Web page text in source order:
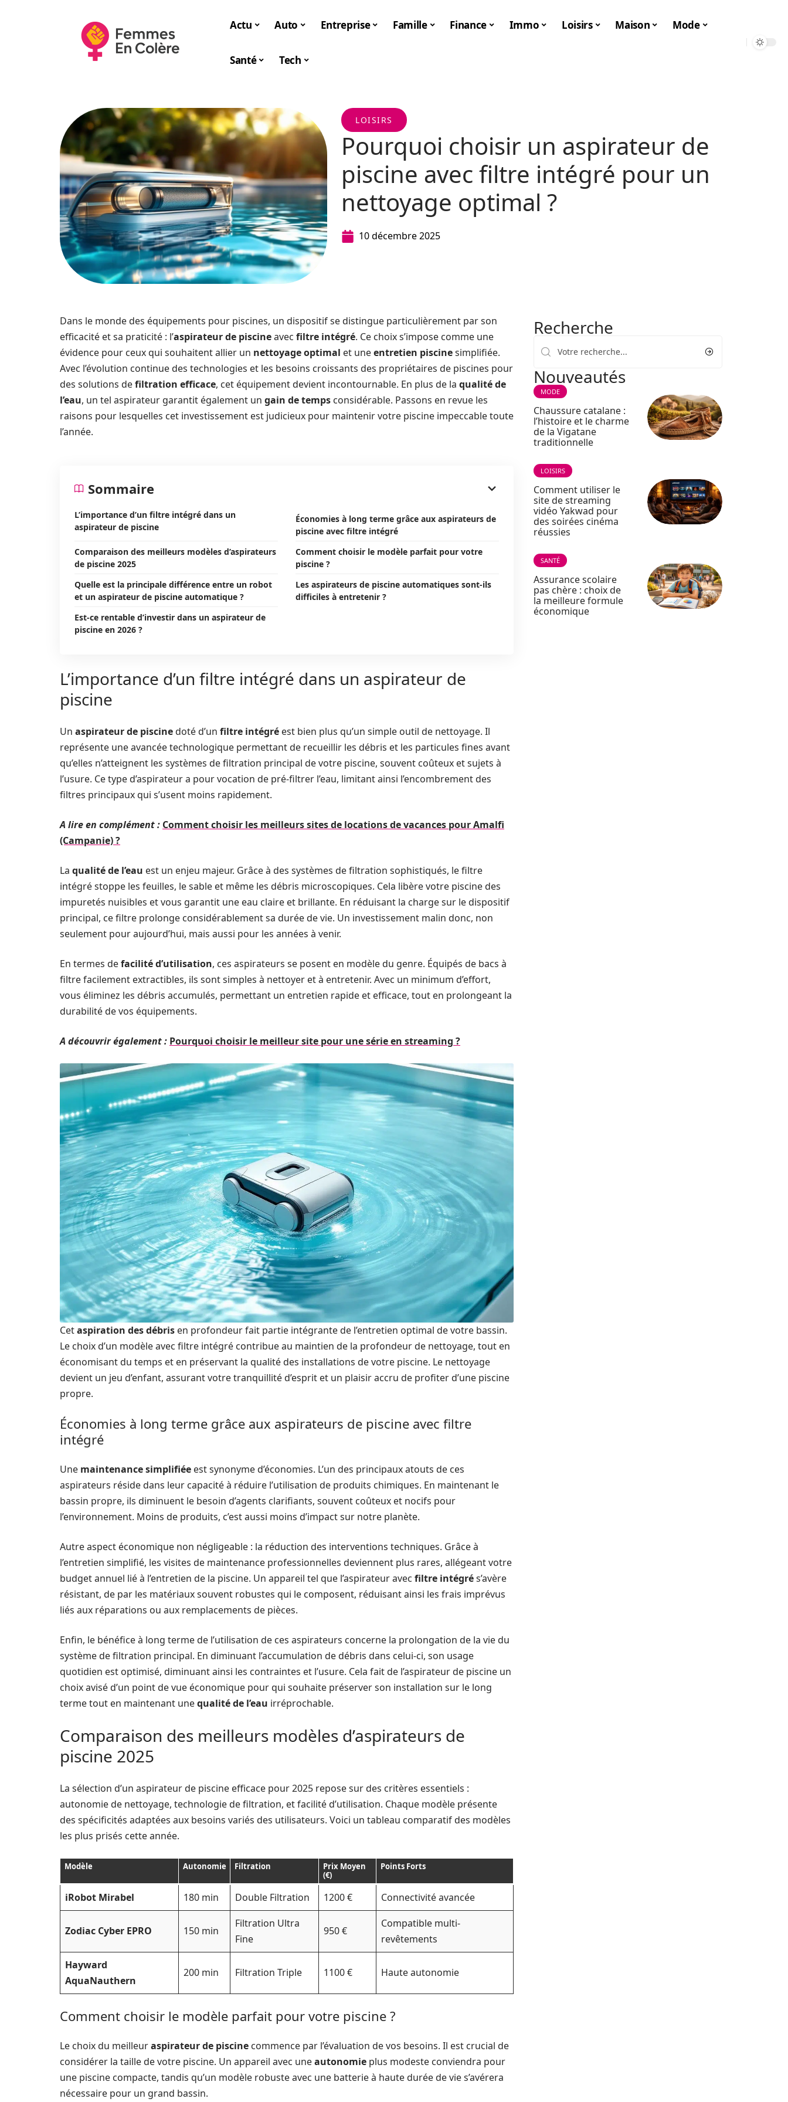
Actu Auto Entreprise Famille Finance Immo Loisirs Maison Mode
Santé Tech
LOISIRS
Pourquoi choisir un aspirateur de
piscine avec filtre intégré pour un
nettoyage optimal ?
10 décembre 2025
Dans le monde des équipements pour piscines, un dispositif se distingue particulièrement par son
efficacité et sa praticité : l’aspirateur de piscineavec filtre intégré. Ce choix s’impose comme une
évidence pour ceux qui souhaitent allier un nettoyage optimal et uneentretien piscinesimplifiée.
Avec l’évolution continue des technologies et les besoins croissants des propriétaires de piscines pour
des solutions defiltration efficace, cet équipement devient incontournable. En plus de la qualité de
l’eau, un tel aspirateur garantit également un gain de temps considérable. Passons en revue les
raisons pour lesquelles cet investissement est judicieux pour maintenir votre piscine impeccable toute
l’année.
Sommaire
L’importance d’un filtre intégré dans un
aspirateur de piscine
Économies à long terme grâce aux aspirateurs de
piscine avec filtre intégré
Comparaison des meilleurs modèles d’aspirateurs
de piscine 2025
Comment choisir le modèle parfait pour votre
piscine ?
Quelle est la principale différence entre un robot
et un aspirateur de piscine automatique ?
Les aspirateurs de piscine automatiques sont-ils
difficiles à entretenir ?
Est-ce rentable d’investir dans un aspirateur de
piscine en 2026 ?
L’importance d’un filtre intégré dans un aspirateur de
piscine
Un aspirateur de piscinedoté d’un filtre intégré est bien plus qu’un simple outil de nettoyage. Il
représente une avancée technologique permettant de recueillir les débris et les particules fines avant
qu’elles n’atteignent les systèmes de filtration principal de votre piscine, souvent coûteux et sujets à
l’usure. Ce type d’aspirateur a pour vocation de pré-filtrer l’eau, limitant ainsi l’encombrement des
filtres principaux qui s’usent moins rapidement.
A lire en complément : Comment choisir les meilleurs sites de locations de vacances pour Amalfi
(Campanie) ?
La qualité de l’eau est un enjeu majeur. Grâce à des systèmes de filtration sophistiqués, le filtre
intégré stoppe les feuilles, le sable et même les débris microscopiques. Cela libère votre piscine des
impuretés nuisibles et vous garantit une eau claire et brillante. En réduisant la charge sur le dispositif
principal, ce filtre prolonge considérablement sa durée de vie. Un investissement malin donc, non
seulement pour aujourd’hui, mais aussi pour les années à venir.
En termes defacilité d’utilisation, ces aspirateurs se posent en modèle du genre. Équipés de bacs à
filtre facilement extractibles, ils sont simples à nettoyer et à entretenir. Avec un minimum d’effort,
vous éliminez les débris accumulés, permettant un entretien rapide et efficace, tout en prolongeant la
durabilité de vos équipements.
A découvrir également : Pourquoi choisir le meilleur site pour une série en streaming ?
Cetaspiration des débris en profondeur fait partie intégrante de l’entretien optimal de votre bassin.
Le choix d’un modèle avec filtre intégré contribue au maintien de la profondeur de nettoyage, tout en
économisant du temps et en préservant la qualité des installations de votre piscine. Le nettoyage
devient un jeu d’enfant, assurant votre tranquillité d’esprit et un plaisir accru de profiter d’une piscine
propre.
Économies à long terme grâce aux aspirateurs de piscine avec filtre
intégré
Une maintenance simplifiée est synonyme d’économies. L’un des principaux atouts de ces
aspirateurs réside dans leur capacité à réduire l’utilisation de produits chimiques. En maintenant le
bassin propre, ils diminuent le besoin d’agents clarifiants, souvent coûteux et nocifs pour
l’environnement. Moins de produits, c’est aussi moins d’impact sur notre planète.
Autre aspect économique non négligeable : la réduction des interventions techniques. Grâce à
l’entretien simplifié, les visites de maintenance professionnelles deviennent plus rares, allégeant votre
budget annuel lié à l’entretien de la piscine. Un appareil tel que l’aspirateur avec filtre intégrés’avère
résistant, de par les matériaux souvent robustes qui le composent, réduisant ainsi les frais imprévus
liés aux réparations ou aux remplacements de pièces.
Enfin, le bénéfice à long terme de l’utilisation de ces aspirateurs concerne la prolongation de la vie du
système de filtration principal. En diminuant l’accumulation de débris dans celui-ci, son usage
quotidien est optimisé, diminuant ainsi les contraintes et l’usure. Cela fait de l’aspirateur de piscine un
choix avisé d’un point de vue économique pour qui souhaite préserver son installation sur le long
terme tout en maintenant unequalité de l’eau irréprochable.
Comparaison des meilleurs modèles d’aspirateurs de
piscine 2025
La sélection d’un aspirateur de piscine efficace pour 2025 repose sur des critères essentiels :
autonomie de nettoyage, technologie de filtration, et facilité d’utilisation. Chaque modèle présente
des spécificités adaptées aux besoins variés des utilisateurs. Voici un tableau comparatif des modèles
les plus prisés cette année.
Modèle Autonomie Filtration
Prix Moyen
(€)
Points Forts
iRobot Mirabel 180 min Double Filtration 1200 € Connectivité avancée
Zodiac Cyber EPRO 150 min
Filtration Ultra
Fine
950 €
Compatible multi-
revêtements
Hayward
AquaNauthern
200 min Filtration Triple 1100 € Haute autonomie
Comment choisir le modèle parfait pour votre piscine ?
Le choix du meilleuraspirateur de piscine commence par l’évaluation de vos besoins. Il est crucial de
considérer la taille de votre piscine. Un appareil avec uneautonomie plus modeste conviendra pour
une piscine compacte, tandis qu’un modèle robuste avec une batterie à haute durée de vie s’avérera
nécessaire pour un grand bassin.
Recherche
Nouveautés
MODE
Chaussure catalane :
l’histoire et le charme
de la Vigatane
traditionnelle
LOISIRS
Comment utiliser le
site de streaming
vidéo Yakwad pour
des soirées cinéma
réussies
SANTÉ
Assurance scolaire
pas chère : choix de
la meilleure formule
économique